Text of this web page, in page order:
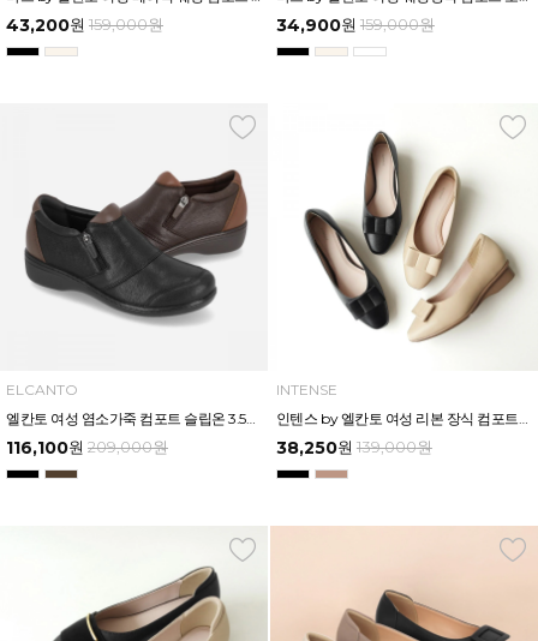
43,200원 159,000원 34,900원 159,000원
ELCANTO
엘칸토 여성 염소가죽 컴포트 슬립온 3.5cm LCWC16U539
116,100원 209,000원
INTENSE
38,250원 139,000원